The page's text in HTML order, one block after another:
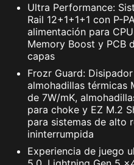
La oferta de prueba de
clientes actuales de
activa de Norton,
existente para ser
detalles importantes
ofertas, consulta el
NortonLifeLock y los
Productos y
Ultra Performance:
Rail 12+1+1+1 con P-
alimentación para
Memory Boost y PCB
capas
Frozr Guard:
almohadillas térmicas
de 7W/mK,
para choke y EZ M.2
para sistemas de alto
ininterrumpida
Experiencia de juego